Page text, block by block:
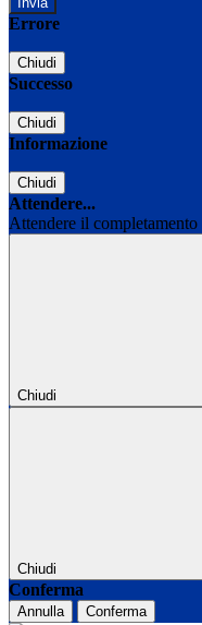
Errore
Chiudi
Successo
Chiudi
Informazione
Chiudi
Attendere...
Attendere il
Chiudi
Chiudi
Conferma
Annulla Conferma